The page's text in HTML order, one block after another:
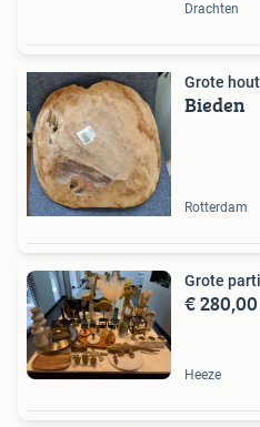
Drachten
Grote
Bieden
Rotterdam
Grote
€ 280,00
Heeze